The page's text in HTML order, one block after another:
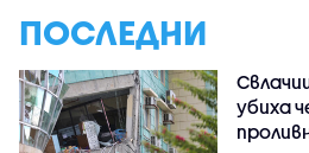
ПОСЛЕДНИ
убиха